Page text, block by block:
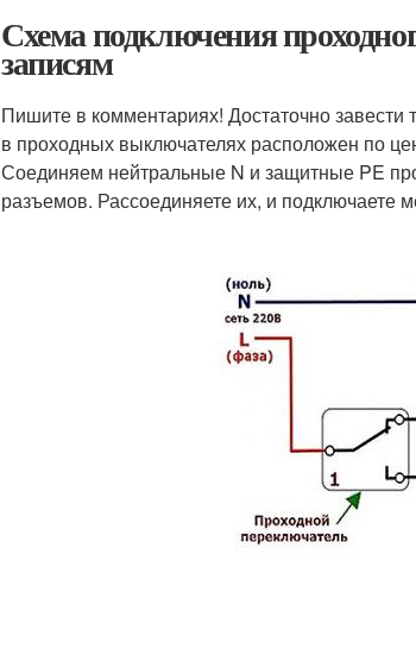
Схема подключения
записям
Пишите в комментариях! Достаточно
в проходных выключателях расположен по
Соединяем нейтральные N и защитные PE
разъемов. Рассоединяете их, и подключаете